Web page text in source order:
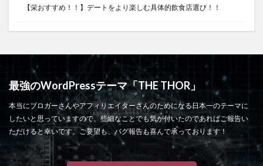
【栄おすすめ！！】デートをより楽しむ具体的飲食店選び！！
最強のWordPressテーマ「THE THOR」
本当にブロガーさんやアフィリエイターさんのためになる日本一のテーマに
したいと思っていますので、些細なことでも気が付いたのであればご報告い
ただけると幸いです。ご要望も、バグ報告も喜んで承っております！